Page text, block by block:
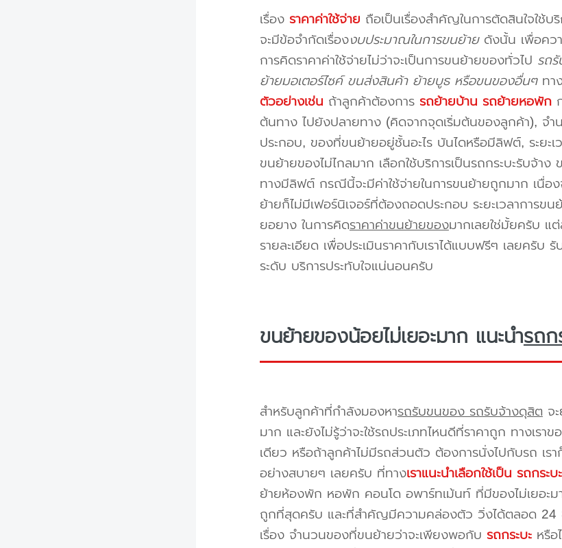
เรื่อง ราคาค่าใช้จ่าย ถือเป็นเรื่องสำคัญในการตัดสินใจใช้บ
จะมีข้อจำกัดเรื่องงบประมาณในการขนย้ายดังนั้น เพื่อควา
การคิดราคาค่าใช้จ่ายไม่ว่าจะเป็นการขนย้ายของทั่วไป รถ
ย้ายมอเตอร์ไซค์ ขนส่งสินค้า ย้ายบูธ หรือขนของอื่นๆทา
ตัวอย่างเช่น ถ้าลูกค้าต้องการ รถย้ายบ้าน รถย้ายหอพักก
ต้นทาง ไปยังปลายทาง (คิดจากจุดเริ่มต้นของลูกค้า), จ
ประกอบ, ของที่ขนย้ายอยู่ชั้นอะไร บันไดหรือมีลิฟต์, ระยะ
ขนย้ายของไม่ไกลมาก เลือกใช้บริการเป็นรถกระบะรับจ้
ทางมีลิฟต์ กรณีนี้จะมีค่าใช้จ่ายในการขนย้ายถูกมาก เนื่อ
ย้ายก็ไม่มีเฟอร์นิเจอร์ที่ต้องถอดประกอบ ระยะเวลาการข
ยอยาง ในการคิดราคาค่าขนย้ายของมากเลยใช่มั้ยครับ แ
รายละเอียด เพื่อประเมินราคากับเราได้แบบฟรีๆ เลยครับ
ระดับ บริการประทับใจแน่นอนครับ
ขนย้ายของน้อยไม่เยอะมาก แนะนำรถก
สำหรับลูกค้าที่กำลังมองหารถรับขนของ รถรับจ้างดุสิตจะ
มาก และยังไม่รู้ว่าจะใช้รถประเภทไหนดีที่ราคาถูก ทางเร
เดียว หรือถ้าลูกค้าไม่มีรถส่วนตัว ต้องการนั่งไปกับรถ เร
อย่างสบายๆ เลยครับ ที่ทางเราแนะนำเลือกใช้เป็น รถกระบะ
ย้ายห้องพัก หอพัก คอนโด อพาร์ทเม้นท์ ที่มีของไม่เยอะม
ถูกที่สุดครับ และที่สำคัญมีความคล่องตัว วิ่งได้ตลอด 24
เรื่อง จำนวนของที่ขนย้ายว่าจะเพียงพอกับ รถกระบะหรือ